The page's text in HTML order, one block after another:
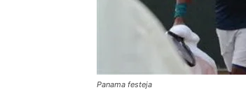
Panama festeja